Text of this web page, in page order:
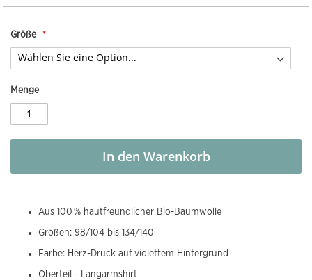
Größe
Menge
In den Warenkorb
Aus 100 % hautfreundlicher Bio-Baumwolle
Größen: 98/104 bis 134/140
Farbe: Herz-Druck auf violettem Hintergrund
Oberteil - Langarmshirt